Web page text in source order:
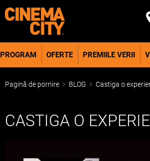
PROGRAM OFERTE PREMIILE VERII
Pagină de pornire BLOG Castiga o
CASTIGA O